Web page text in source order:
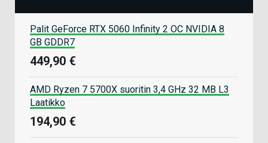
Palit GeForce RTX 5060 Infinity 2 OC NVIDIA 8
GB GDDR7
449,90 €
AMD Ryzen 7 5700X suoritin 3,4 GHz 32 MB L3
Laatikko
194,90 €